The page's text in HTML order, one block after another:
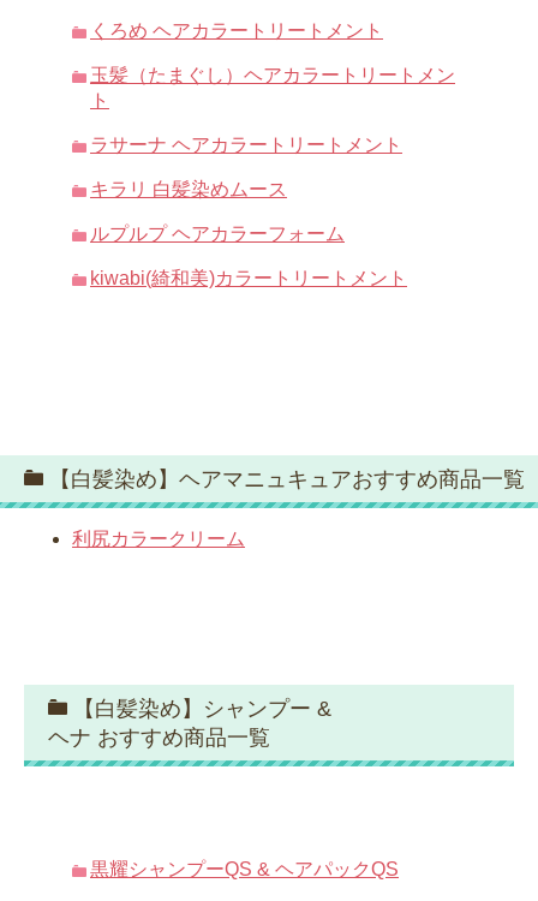
くろめ ヘアカラートリートメント
玉髪（たまぐし）ヘアカラートリートメン
ト
ラサーナ ヘアカラートリートメント
キラリ 白髪染めムース
ルプルプ ヘアカラーフォーム
kiwabi(綺和美)カラートリートメント
【白髪染め】ヘアマニュキュアおすすめ商品一覧
利尻カラークリーム
【白髪染め】シャンプー &
ヘナ おすすめ商品一覧
黒耀シャンプーQS & ヘアパックQS